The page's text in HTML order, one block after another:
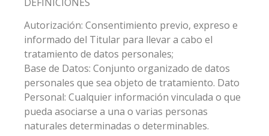
Autorización: Consentimiento previo, expreso e
informado del Titular para llevar a cabo el
tratamiento de datos personales;
Base de Datos: Conjunto organizado de datos
personales que sea objeto de tratamiento. Dato
Personal: Cualquier información vinculada o que
pueda asociarse a una o varias personas
naturales determinadas o determinables.